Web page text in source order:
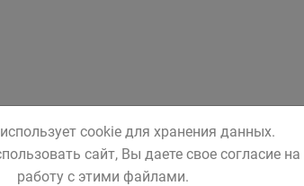
cookie для хранения данных.
сайт, Вы даете свое согласие на
работу с этими файлами.